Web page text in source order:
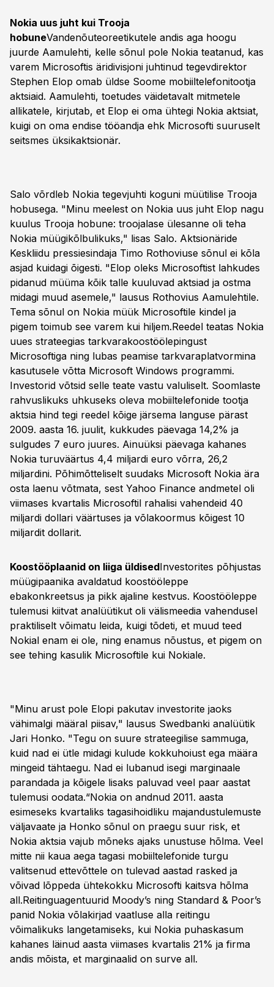
Nokia uus juht kui Trooja
hobuneVandenõuteoreetikutele andis aga hoogu
juurde Aamulehti, kelle sõnul pole Nokia teatanud, kas
varem Microsoftis äridivisjoni juhtinud tegevdirektor
Stephen Elop omab üldse Soome mobiiltelefonitootja
aktsiaid. Aamulehti, toetudes väidetavalt mitmetele
allikatele, kirjutab, et Elop ei oma ühtegi Nokia aktsiat,
kuigi on oma endise tööandja ehk Microsofti suuruselt
seitsmes üksikaktsionär.
Salo võrdleb Nokia tegevjuhti koguni müütilise Trooja
hobusega. "Minu meelest on Nokia uus juht Elop nagu
kuulus Trooja hobune: troojalase ülesanne oli teha
Nokia müügikõlbulikuks," lisas Salo. Aktsionäride
Keskliidu pressiesindaja Timo Rothoviuse sõnul ei kõla
asjad kuidagi õigesti. "Elop oleks Microsoftist lahkudes
pidanud müüma kõik talle kuuluvad aktsiad ja ostma
midagi muud asemele," lausus Rothovius Aamulehtile.
Tema sõnul on Nokia müük Microsoftile kindel ja
pigem toimub see varem kui hiljem.Reedel teatas Nokia
uues strateegias tarkvarakoostöölepingust
Microsoftiga ning lubas peamise tarkvaraplatvormina
kasutusele võtta Microsoft Windows programmi.
Investorid võtsid selle teate vastu valuliselt. Soomlaste
rahvuslikuks uhkuseks oleva mobiiltelefonide tootja
aktsia hind tegi reedel kõige järsema languse pärast
2009. aasta 16. juulit, kukkudes päevaga 14,2% ja
sulgudes 7 euro juures. Ainuüksi päevaga kahanes
Nokia turuväärtus 4,4 miljardi euro võrra, 26,2
miljardini. Põhimõtteliselt suudaks Microsoft Nokia ära
osta laenu võtmata, sest Yahoo Finance andmetel oli
viimases kvartalis Microsoftil rahalisi vahendeid 40
miljardi dollari väärtuses ja võlakoormus kõigest 10
miljardit dollarit.
Koostööplaanid on liiga üldisedInvestorites põhjustas
müügipaanika avaldatud koostööleppe
ebakonkreetsus ja pikk ajaline kestvus. Koostööleppe
tulemusi kiitvat analüütikut oli välismeedia vahendusel
praktiliselt võimatu leida, kuigi tõdeti, et muud teed
Nokial enam ei ole, ning enamus nõustus, et pigem on
see tehing kasulik Microsoftile kui Nokiale.
"Minu arust pole Elopi pakutav investorite jaoks
vähimalgi määral piisav," lausus Swedbanki analüütik
Jari Honko. "Tegu on suure strateegilise sammuga,
kuid nad ei ütle midagi kulude kokkuhoiust ega määra
mingeid tähtaegu. Nad ei lubanud isegi marginaale
parandada ja kõigele lisaks paluvad veel paar aastat
tulemusi oodata.“Nokia on andnud 2011. aasta
esimeseks kvartaliks tagasihoidliku majandustulemuste
väljavaate ja Honko sõnul on praegu suur risk, et
Nokia aktsia vajub mõneks ajaks unustuse hõlma. Veel
mitte nii kaua aega tagasi mobiiltelefonide turgu
valitsenud ettevõttele on tulevad aastad rasked ja
võivad lõppeda ühtekokku Microsofti kaitsva hõlma
all.Reitinguagentuurid Moody’s ning Standard & Poor’s
panid Nokia võlakirjad vaatluse alla reitingu
võimalikuks langetamiseks, kui Nokia puhaskasum
kahanes läinud aasta viimases kvartalis 21% ja firma
andis mõista, et marginaalid on surve all.